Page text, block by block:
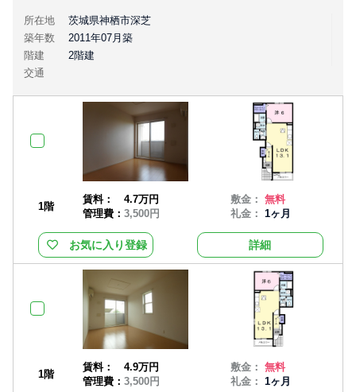
所在地
茨城県神栖市深芝
築年数
2011年07月築
階建
2階建
交通
1階
賃料：
4.7万円
管理費： 3,500円
敷金：無料
礼金：1ヶ月
お気に入り登録 詳細
1階
賃料：
4.9万円
管理費： 3,500円
敷金：無料
礼金：1ヶ月